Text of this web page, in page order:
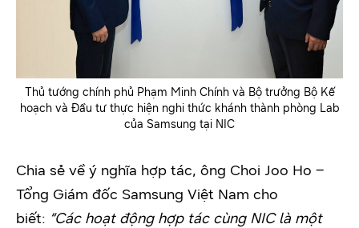
Thủ tướng chính phủ Phạm Minh Chính và Bộ trưởng Bộ Kế
hoạch và Đầu tư thực hiện nghi thức khánh thành phòng Lab
của Samsung tại NIC
Chia sẻ về ý nghĩa hợp tác, ông Choi Joo Ho –
Tổng Giám đốc Samsung Việt Nam cho
biết: “Các hoạt động hợp tác cùng NIC là một